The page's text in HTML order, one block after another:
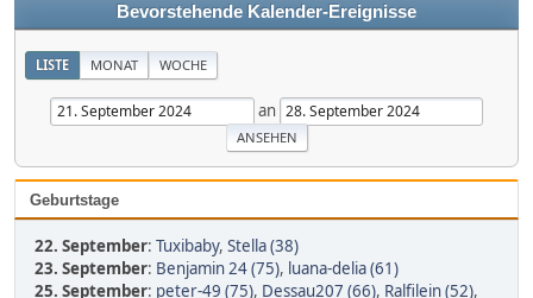
Bevorstehende Kalender-Ereignisse
LISTE MONAT WOCHE
an
Geburtstage
22. September: Tuxibaby, Stella (38)
23. September: Benjamin 24 (75), luana-delia (61)
25. September: peter-49 (75), Dessau207 (66), Ralfilein (52),